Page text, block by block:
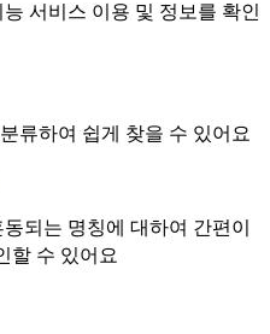
능 서비스 이용 및 정보를 확인
류하여 쉽게 찾을 수 있어요
되는 명칭에 대하여 간편이
할 수 있어요